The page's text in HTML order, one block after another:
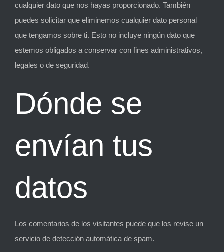
cualquier dato que nos hayas proporcionado. También
puedes solicitar que eliminemos cualquier dato personal
que tengamos sobre ti. Esto no incluye ningún dato que
estemos obligados a conservar con fines administrativos,
legales o de seguridad.
Dónde se
envían tus
datos
Los comentarios de los visitantes puede que los revise un
servicio de detección automática de spam.